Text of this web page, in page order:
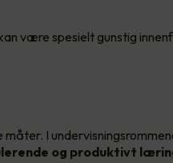
være spesielt gunstig
I
og produktivt